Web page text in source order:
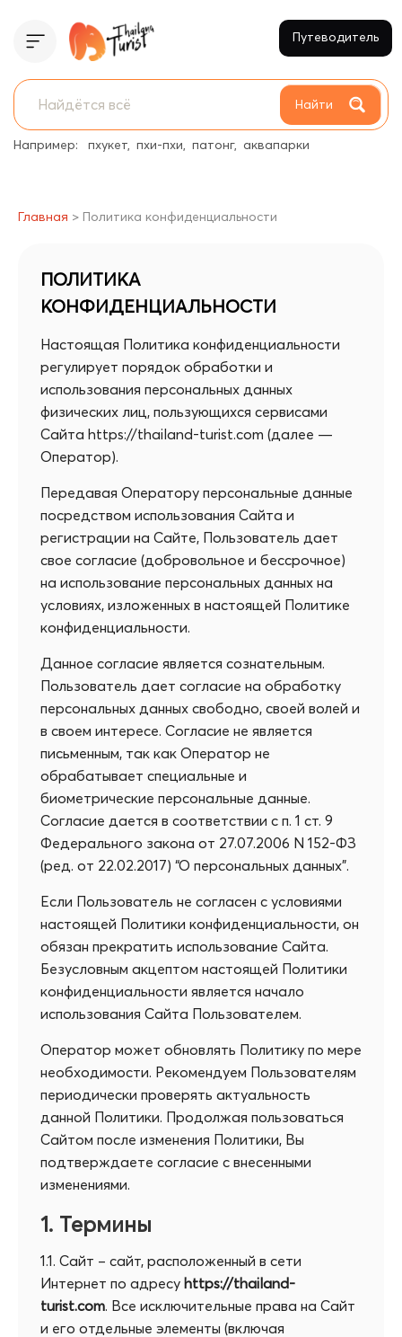
Найти
Например: пхукет пхи-пхи патонг аквапарки
Путеводитель
Главная > Политика конфиденциальности
ПОЛИТИКА
КОНФИДЕНЦИАЛЬНОСТИ
Настоящая Политика конфиденциальности
регулирует порядок обработки и
использования персональных данных
физических лиц, пользующихся сервисами
Сайта https://thailand-turist.com (далее —
Оператор).
Передавая Оператору персональные данные
посредством использования Сайта и
регистрации на Сайте, Пользователь дает
свое согласие (добровольное и бессрочное)
на использование персональных данных на
условиях, изложенных в настоящей Политике
конфиденциальности.
Данное согласие является сознательным.
Пользователь дает согласие на обработку
персональных данных свободно, своей волей и
в своем интересе. Согласие не является
письменным, так как Оператор не
обрабатывает специальные и
биометрические персональные данные.
Согласие дается в соответствии с п. 1 ст. 9
Федерального закона от 27.07.2006 N 152-ФЗ
(ред. от 22.02.2017) “О персональных данных”.
Если Пользователь не согласен с условиями
настоящей Политики конфиденциальности, он
обязан прекратить использование Сайта.
Безусловным акцептом настоящей Политики
конфиденциальности является начало
использования Сайта Пользователем.
Оператор может обновлять Политику по мере
необходимости. Рекомендуем Пользователям
периодически проверять актуальность
данной Политики. Продолжая пользоваться
Сайтом после изменения Политики, Вы
подтверждаете согласие с внесенными
изменениями.
1. Термины
1.1. Сайт – сайт, расположенный в сети
Интернет по адресу https://thailand-
turist.com. Все исключительные права на Сайт
и его отдельные элементы (включая